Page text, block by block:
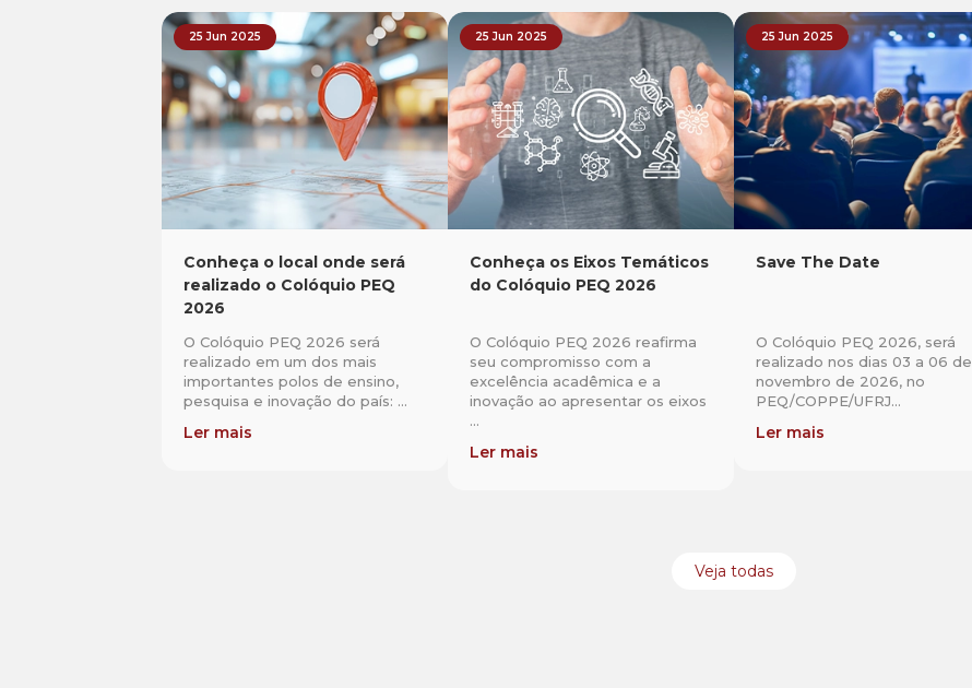
25 Jun 2025
Conheça o local onde será
realizado o Colóquio PEQ
2026
O Colóquio PEQ 2026 será
realizado em um dos mais
importantes polos de ensino,
pesquisa e inovação do país: ...
Ler mais
25 Jun 2025
Conheça os Eixos Temáticos
do Colóquio PEQ 2026
O Colóquio PEQ 2026 reafirma
seu compromisso com a
excelência acadêmica e a
inovação ao apresentar os eixos
...
Ler mais
25 Jun 2025
Save The Date
O Colóquio PEQ 2026, será
realizado nos dias 03 a 06 de
novembro de 2026, no
PEQ/COPPE/UFRJ...
Ler mais
Veja todas